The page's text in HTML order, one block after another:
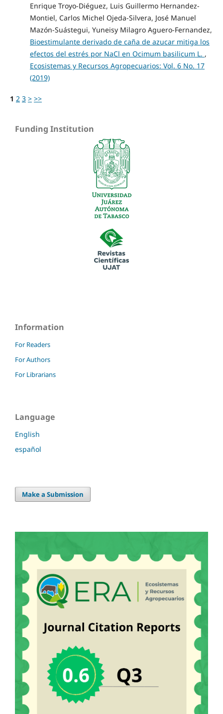
Enrique Troyo-Diéguez, Luis Guillermo Hernandez-
Montiel, Carlos Michel Ojeda-Silvera, José Manuel
Mazón-Suástegui, Yuneisy Milagro Aguero-Fernandez,
Bioestimulante derivado de caña de azucar mitiga los
efectos del estrés por NaCl en Ocimum basilicum L. ,
Ecosistemas y Recursos Agropecuarios: Vol. 6 No. 17
(2019)
1 2 3 > >>
Funding Institution
Information
For Readers
For Authors
For Librarians
Language
English
español
Make a Submission